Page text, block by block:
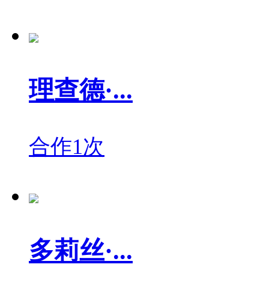
理查德·...
合作1次
多莉丝·...